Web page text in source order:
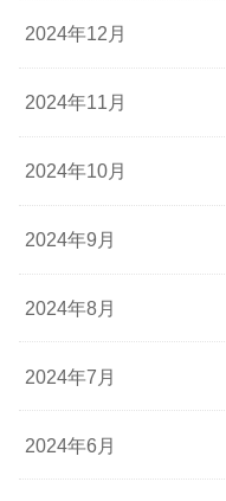
2024年12月
2024年11月
2024年10月
2024年9月
2024年8月
2024年7月
2024年6月